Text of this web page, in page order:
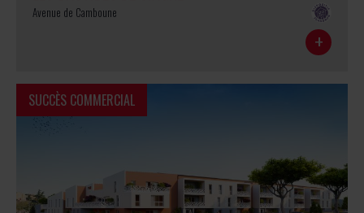
Avenue de Camboune
+
SUCCÈS COMMERCIAL